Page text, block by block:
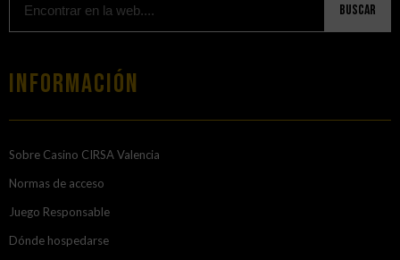
Buscar
Información
Sobre Casino CIRSA Valencia
Normas de acceso
Juego Responsable
Dónde hospedarse